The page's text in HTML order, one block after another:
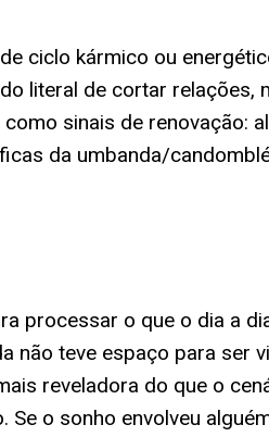
ciclo kármico ou
literal de cortar relações,
sinais de renovação:
da umbanda/
processar o que o dia a
não teve espaço para
reveladora do que o
o sonho envolveu